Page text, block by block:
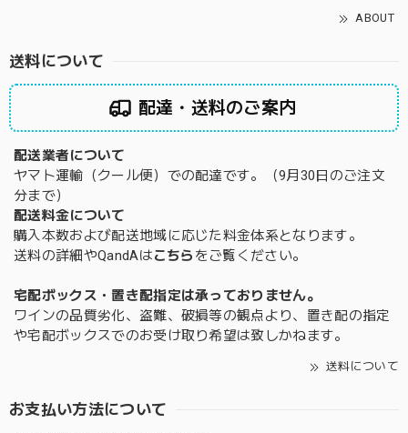
ABOUT
送料について
配達・送料のご案内
配送業者について
ヤマト運輸（クール便）での配達です。（9月30日のご注文
分まで）
配送料金について
購入本数および配送地域に応じた料金体系となります。
送料の詳細やQandAはこちら をご覧ください。
宅配ボックス・置き配指定は承っておりません。
ワインの品質劣化、盗難、破損等の観点より、置き配の指定
や宅配ボックスでのお受け取り希望は致しかねます。
送料について
お支払い方法について